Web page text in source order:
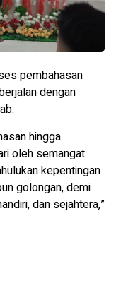
pembahasan
dengan
hingga
oleh semangat
kepentingan
golongan, demi
dan sejahtera,”